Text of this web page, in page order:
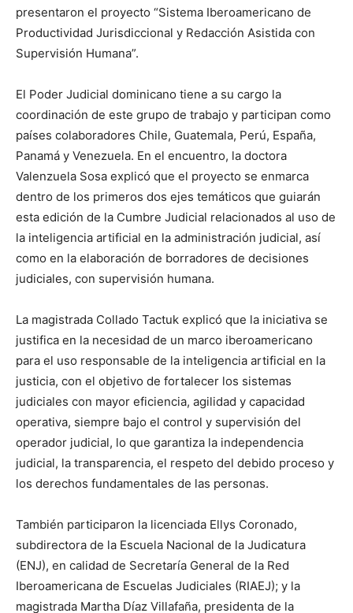
presentaron el proyecto “Sistema Iberoamericano de
Productividad Jurisdiccional y Redacción Asistida con
Supervisión Humana”.
El Poder Judicial dominicano tiene a su cargo la
coordinación de este grupo de trabajo y participan como
países colaboradores Chile, Guatemala, Perú, España,
Panamá y Venezuela. En el encuentro, la doctora
Valenzuela Sosa explicó que el proyecto se enmarca
dentro de los primeros dos ejes temáticos que guiarán
esta edición de la Cumbre Judicial relacionados al uso de
la inteligencia artificial en la administración judicial, así
como en la elaboración de borradores de decisiones
judiciales, con supervisión humana.
La magistrada Collado Tactuk explicó que la iniciativa se
justifica en la necesidad de un marco iberoamericano
para el uso responsable de la inteligencia artificial en la
justicia, con el objetivo de fortalecer los sistemas
judiciales con mayor eficiencia, agilidad y capacidad
operativa, siempre bajo el control y supervisión del
operador judicial, lo que garantiza la independencia
judicial, la transparencia, el respeto del debido proceso y
los derechos fundamentales de las personas.
También participaron la licenciada Ellys Coronado,
subdirectora de la Escuela Nacional de la Judicatura
(ENJ), en calidad de Secretaría General de la Red
Iberoamericana de Escuelas Judiciales (RIAEJ); y la
magistrada Martha Díaz Villafaña, presidenta de la